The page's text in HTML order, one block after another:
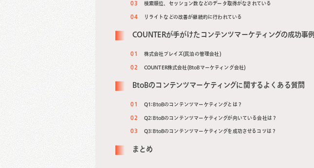
検索順位、セッション数などのデータ取得がなされている
リライトなどの改善が継続的に行われている
COUNTERが手がけたコンテンツマーケティングの成功事例
株式会社プレイズ(民泊の管理会社)
COUNTER株式会社(BtoBマーケティング会社)
BtoBのコンテンツマーケティングに関するよくある質問
Q1: BtoBのコンテンツマーケティングとは？
Q2: BtoBのコンテンツマーケティングが向いている会社は？
Q3: BtoBのコンテンツマーケティングを成功させるコツは？
まとめ